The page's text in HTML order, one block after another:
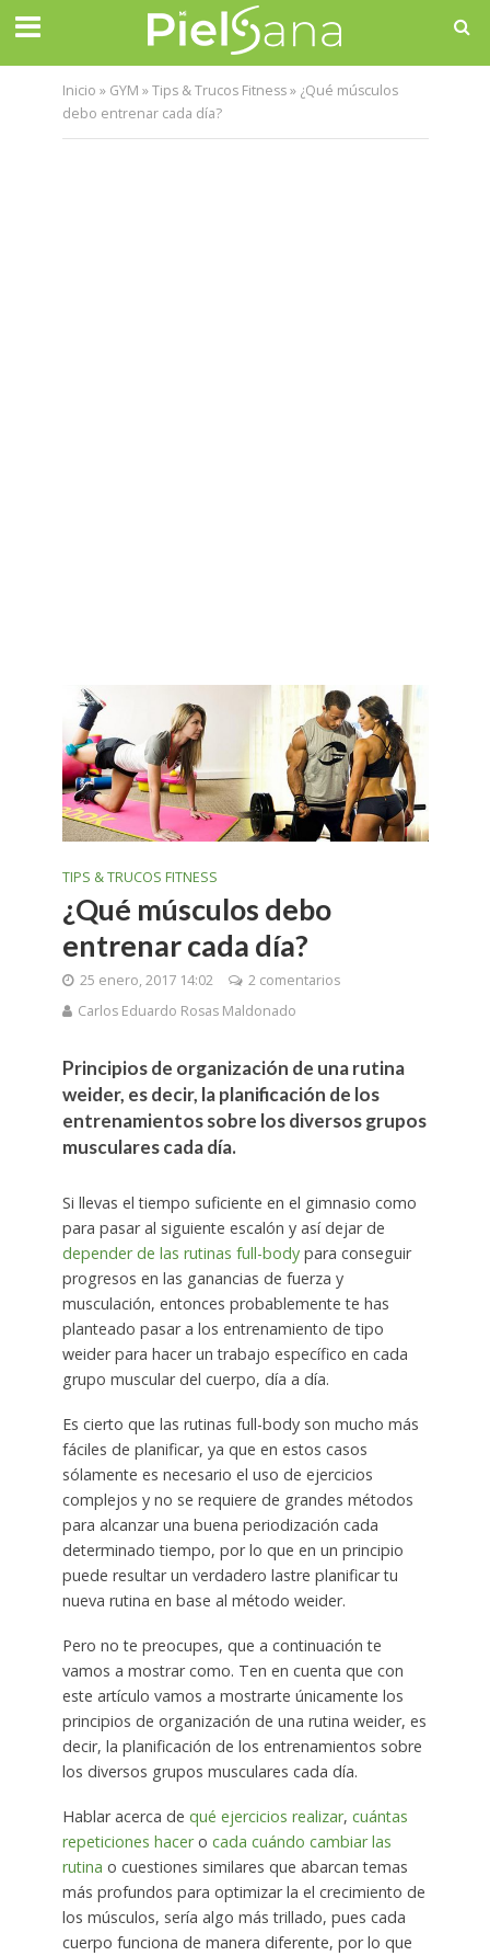
Inicio » GYM »Tips & Trucos Fitness» ¿Qué músculos
debo entrenar cada día?
TIPS & TRUCOS FITNESS
¿Qué músculos debo
entrenar cada día?
25 enero, 2017 14:02
2 comentarios
Carlos Eduardo Rosas Maldonado
Principios de organización de una rutina
weider, es decir, la planificación de los
entrenamientos sobre los diversos grupos
musculares cada día.
Si llevas el tiempo suficiente en el gimnasio como
para pasar al siguiente escalón y así dejar de
depender de las rutinas full-bodypara conseguir
progresos en las ganancias de fuerza y
musculación, entonces probablemente te has
planteado pasar a los entrenamiento de tipo
weider para hacer un trabajo específico en cada
grupo muscular del cuerpo, día a día.
Es cierto que las rutinas full-body son mucho más
fáciles de planificar, ya que en estos casos
sólamente es necesario el uso de ejercicios
complejos y no se requiere de grandes métodos
para alcanzar una buena periodización cada
determinado tiempo, por lo que en un principio
puede resultar un verdadero lastre planificar tu
nueva rutina en base al método weider.
Pero no te preocupes, que a continuación te
vamos a mostrar como. Ten en cuenta que con
este artículo vamos a mostrarte únicamente los
principios de organización de una rutina weider, es
decir, la planificación de los entrenamientos sobre
los diversos grupos musculares cada día.
Hablar acerca de qué ejercicios realizar, cuántas
repeticiones hacero cada cuándo cambiar las
rutina o cuestiones similares que abarcan temas
más profundos para optimizar la el crecimiento de
los músculos, sería algo más trillado, pues cada
cuerpo funciona de manera diferente, por lo que